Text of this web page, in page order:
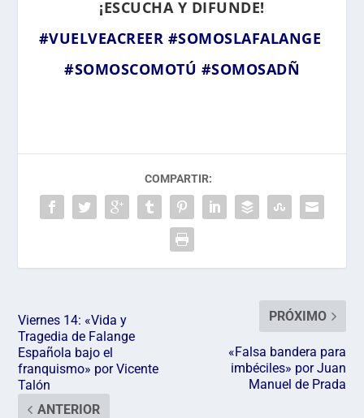
¡ESCUCHA Y DIFUNDE!
#VUELVEACREER #SOMOSLAFALANGE
#SOMOSCOMOTÚ #SOMOSADÑ
COMPARTIR:
Viernes 14: «Vida y
Tragedia de Falange
Española bajo el
franquismo» por Vicente
Talón
ANTERIOR
PRÓXIMO
«Falsa bandera para
imbéciles» por Juan
Manuel de Prada